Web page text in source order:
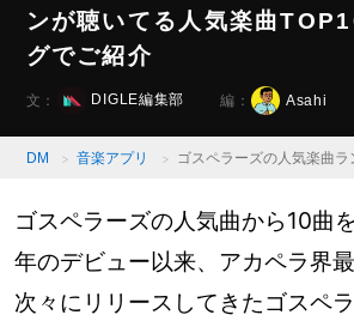
ンが聴いてる人気楽曲
グでご紹介
文： DIGLE編集部 編： Asahi
DM 音楽アプリ ゴスペラーズの人気楽曲
ゴスペラーズの人気曲から10曲
年のデビュー以来、アカペラ界
次々にリリースしてきたゴスペ